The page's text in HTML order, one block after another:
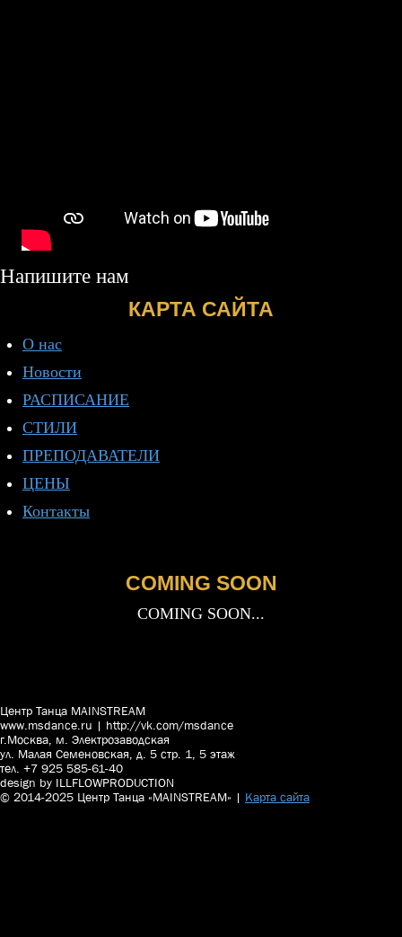
Напишите нам
КАРТА САЙТА
О нас
Новости
РАСПИСАНИЕ
СТИЛИ
ПРЕПОДАВАТЕЛИ
ЦЕНЫ
Контакты
COMING SOON
COMING SOON...
Центр Танца MAINSTREAM
www.msdance.ru | http://vk.com/msdance
г.Москва, м. Электрозаводская
ул. Малая Семеновская, д. 5 стр. 1, 5 этаж
тел. +7 925 585-61-40
design by ILLFLOWPRODUCTION
© 2014-2025 Центр Танца «MAINSTREAM» | Карта сайта